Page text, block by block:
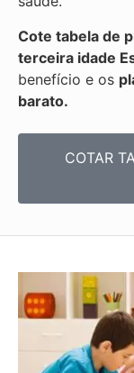
Cote tabela de
terceira idade
benefício e os
barato.
COTAR